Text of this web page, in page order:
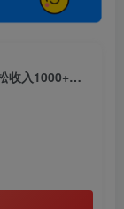
外面收费1688的蓝海ins安装项目2.0每天轻松收入1000+【揭秘】